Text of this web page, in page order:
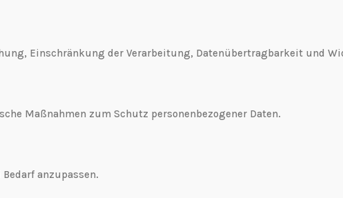
Einschränkung der Verarbeitung, Datenübertragbarkeit und
Maßnahmen zum Schutz personenbezogener Daten.
anzupassen.